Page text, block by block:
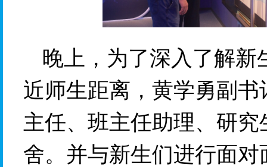
晚上， 为了深入了解新
近师生距离， 黄学勇副书
主任、班主任助理、研
舍。并与新生们进行面对